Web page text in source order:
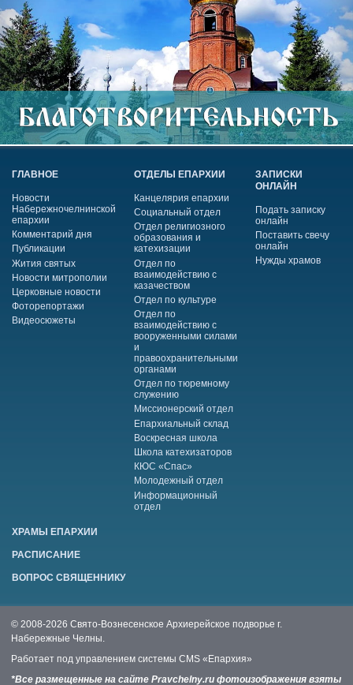
ГЛАВНОЕ
Новости
Набережночелнинской
епархии
Комментарий дня
Публикации
Жития святых
Новости митрополии
Церковные новости
Фоторепортажи
Видеосюжеты
ОТДЕЛЫ ЕПАРХИИ
Канцелярия епархии
Социальный отдел
Отдел религиозного
образования и
катехизации
Отдел по
взаимодействию с
казачеством
Отдел по культуре
Отдел по
взаимодействию с
вооруженными силами
и
правоохранительными
органами
Отдел по тюремному
служению
Миссионерский отдел
Епархиальный склад
Воскресная школа
Школа катехизаторов
КЮС «Спас»
Молодежный отдел
Информационный
отдел
ЗАПИСКИ
ОНЛАЙН
Подать записку
онлайн
Поставить свечу
онлайн
Нужды храмов
ХРАМЫ ЕПАРХИИ
РАСПИСАНИЕ
ВОПРОС СВЯЩЕННИКУ
© 2008-2026 Свято-Вознесенское Архиерейское подворье г.
Набережные Челны.
Работает под управлением системы CMS «Епархия»
*Все размещенные на сайте Pravchelny.ru фотоизображения взяты